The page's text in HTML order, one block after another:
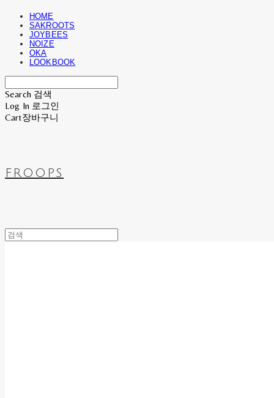
HOME
SAKROOTS
JOYBEES
NOIZE
OKA
LOOKBOOK
Search 검색
Log In 로그인
Cart장바구니
FROOPS